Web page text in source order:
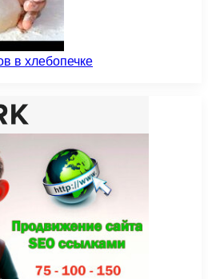
в хлебопечке